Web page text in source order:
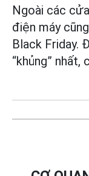
Ngoài các
điện máy
Black Friday.
“khủng”